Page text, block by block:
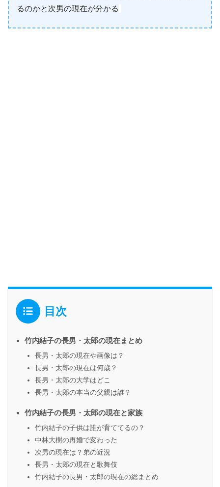
るのかと次男の現在が分かる
目次
竹内結子の長男・太郎の現在まとめ
長男・太郎の現在や画像は？
長男・太郎の現在は何歳？
長男・太郎の大学はどこ
長男・太郎の本当の父親は誰？
竹内結子の長男・太郎の現在と家族
竹内結子の子供は誰が育ててるの？
中林大樹の再婚で変わった
次男の現在は？弟の近況
長男・太郎の現在と歌舞伎
竹内結子の長男・太郎の現在の総まとめ